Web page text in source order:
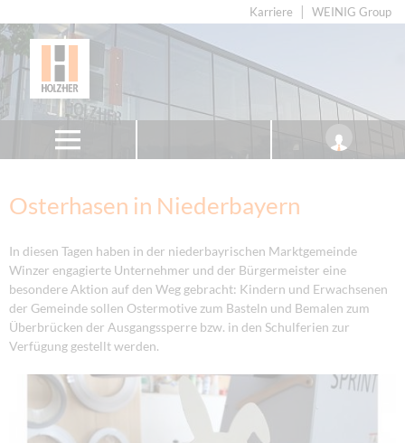
Karriere WEINIG Group
Osterhasen in Niederbayern
In diesen Tagen haben in der niederbayrischen Marktgemeinde
Winzer engagierte Unternehmer und der Bürgermeister eine
besondere Aktion auf den Weg gebracht: Kindern und Erwachsenen
der Gemeinde sollen Ostermotive zum Basteln und Bemalen zum
Überbrücken der Ausgangssperre bzw. in den Schulferien zur
Verfügung gestellt werden.